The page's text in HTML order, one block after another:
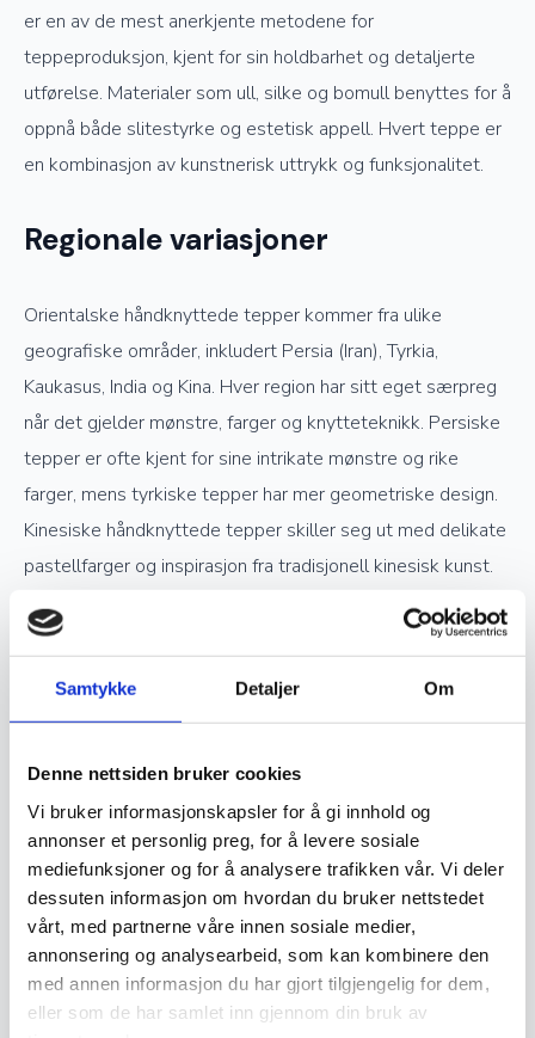
Samtykke Detaljer Om
Denne nettsiden bruker cookies
Vi bruker informasjonskapsler for å gi innhold og
annonser et personlig preg, for å levere sosiale
mediefunksjoner og for å analysere trafikken vår. Vi deler
dessuten informasjon om hvordan du bruker nettstedet
vårt, med partnerne våre innen sosiale medier,
annonsering og analysearbeid, som kan kombinere den
med annen informasjon du har gjort tilgjengelig for dem,
eller som de har samlet inn gjennom din bruk av
er en av de mest anerkjente metodene for
teppeproduksjon, kjent for sin holdbarhet og detaljerte
utførelse. Materialer som ull, silke og bomull benyttes for å
oppnå både slitestyrke og estetisk appell. Hvert teppe er
en kombinasjon av kunstnerisk uttrykk og funksjonalitet.
Regionale variasjoner
Orientalske håndknyttede tepper kommer fra ulike
geografiske områder, inkludert Persia (Iran), Tyrkia,
Kaukasus, India og Kina. Hver region har sitt eget særpreg
når det gjelder mønstre, farger og knytteteknikk. Persiske
tepper er ofte kjent for sine intrikate mønstre og rike
farger, mens tyrkiske tepper har mer geometriske design.
Kinesiske håndknyttede tepper skiller seg ut med delikate
pastellfarger og inspirasjon fra tradisjonell kinesisk kunst.
Verdsettelse og investering
Ekte håndknyttede orientalske tepper er ettertraktede
verdifullt blir det over tid. Opprinnelse, materialvalg og
knutetetthet spiller en stor rolle i vurderingen av et teppes
verdi, og godt vedlikeholdte håndknyttede tepper kan gå i
arv i generasjoner.
Vedlikehold og levetid